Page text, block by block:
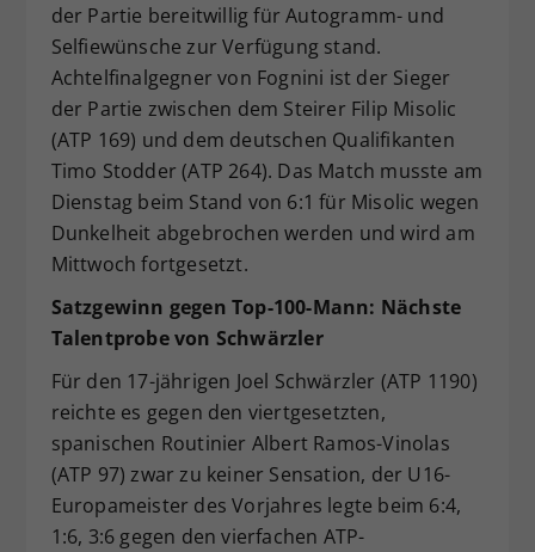
der Partie bereitwillig für Autogramm- und
Selfiewünsche zur Verfügung stand.
Achtelfinalgegner von Fognini ist der Sieger
der Partie zwischen dem Steirer Filip Misolic
(ATP 169) und dem deutschen Qualifikanten
Timo Stodder (ATP 264). Das Match musste am
Dienstag beim Stand von 6:1 für Misolic wegen
Dunkelheit abgebrochen werden und wird am
Mittwoch fortgesetzt.
Satzgewinn gegen Top-100-Mann: Nächste
Talentprobe von Schwärzler
Für den 17-jährigen Joel Schwärzler (ATP 1190)
reichte es gegen den viertgesetzten,
spanischen Routinier Albert Ramos-Vinolas
(ATP 97) zwar zu keiner Sensation, der U16-
Europameister des Vorjahres legte beim 6:4,
1:6, 3:6 gegen den vierfachen ATP-